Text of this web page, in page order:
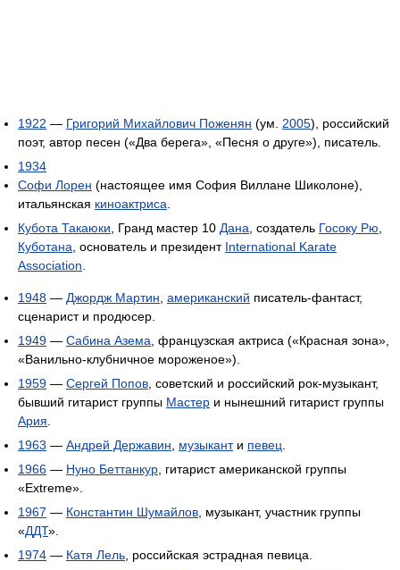
1922 — Григорий Михайлович Поженян (ум. 2005), российский
поэт, автор песен («Два берега», «Песня о друге»), писатель.
1934
Софи Лорен (настоящее имя София Виллане Шиколоне),
итальянская киноактриса
Кубота Такаюки , Гранд мастер 10 Дана , создатель Госоку Рю
Куботана , основатель и президент International Karate
Association
1948 — Джордж Мартин американский писатель-фантаст,
сценарист и продюсер.
1949 — Сабина Азема , французская актриса («Красная зона»,
«Ванильно-клубничное мороженое»).
1959 — Сергей Попов , советский и российский рок-музыкант,
бывший гитарист группы Мастер и нынешний гитарист группы
Ария
1963 — Андрей Державин музыканти певец
1966 — Нуно Беттанкур , гитарист американской группы
«Extreme».
1967 — Константин Шумайлов , музыкант, участник группы
«ДДТ».
1974 — Катя Лель , российская эстрадная певица.